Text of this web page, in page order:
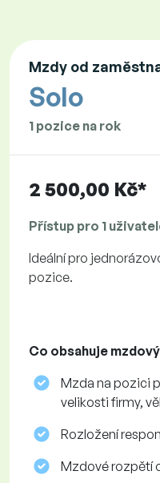
Mzdy od
Solo
1 pozice na rok
2 500,00 Kč*
Přístup pro 1
Ideální pro
pozice.
Co obsahuje
Mzda na pozici
velikosti firmy,
Rozložení
Mzdové rozpětí